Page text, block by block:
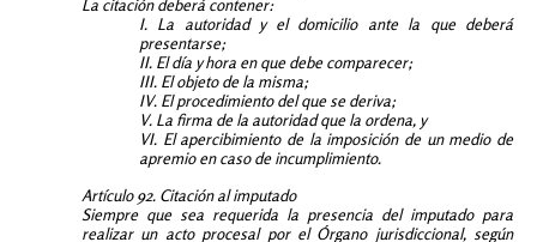
La citación deberá contener:
I. La autoridad y el domicilio ante la que deberá
presentarse;
II. El día y hora en que debe comparecer;
III. El objeto de la misma;
IV. El procedimiento del que se deriva;
V. La firma de la autoridad que la ordena, y
VI. El apercibimiento de la imposición de un medio de
apremio en caso de incumplimiento.
Artículo 92. Citación al imputado
Siempre que sea requerida la presencia del imputado para
realizar un acto procesal por el Órgano jurisdiccional, según